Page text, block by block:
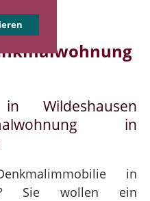
in
in Wildeshausen
in
in
Sie wollen ein